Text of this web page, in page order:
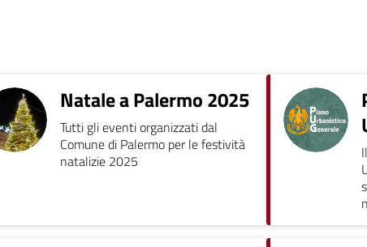
Natale a Palermo 2025
Tutti gli eventi organizzati dal
Comune di Palermo per le festività
natalizie 2025